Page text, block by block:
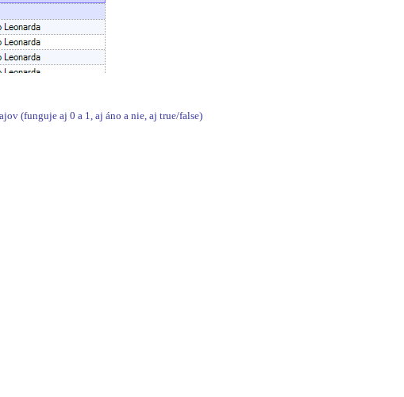
(funguje aj 0 a 1, aj áno a nie, aj true/false)